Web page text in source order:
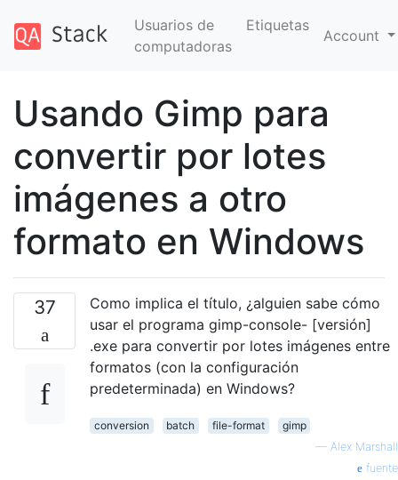
Usuarios de
computadoras
Etiquetas
Account
Usando Gimp para
convertir por lotes
imágenes a otro
formato en Windows
37
Como implica el título, ¿alguien sabe cómo
usar el programa gimp-console- [versión]
.exe para convertir por lotes imágenes entre
formatos (con la configuración
predeterminada) en Windows?
conversion batch file-format
gimp
— Alex Marshall
fuente